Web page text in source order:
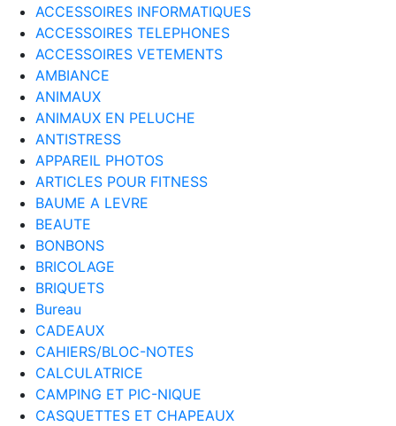
ACCESSOIRES INFORMATIQUES
ACCESSOIRES TELEPHONES
ACCESSOIRES VETEMENTS
AMBIANCE
ANIMAUX
ANIMAUX EN PELUCHE
ANTISTRESS
APPAREIL PHOTOS
ARTICLES POUR FITNESS
BAUME A LEVRE
BEAUTE
BONBONS
BRICOLAGE
BRIQUETS
Bureau
CADEAUX
CAHIERS/BLOC-NOTES
CALCULATRICE
CAMPING ET PIC-NIQUE
CASQUETTES ET CHAPEAUX